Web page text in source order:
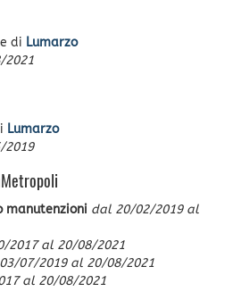
di Lumarzo
2021
Lumarzo
2019
manutenzioni dal 20/02/2019al
2017al 20/08/2021
03/07/2019al 20/08/2021
al 20/08/2021